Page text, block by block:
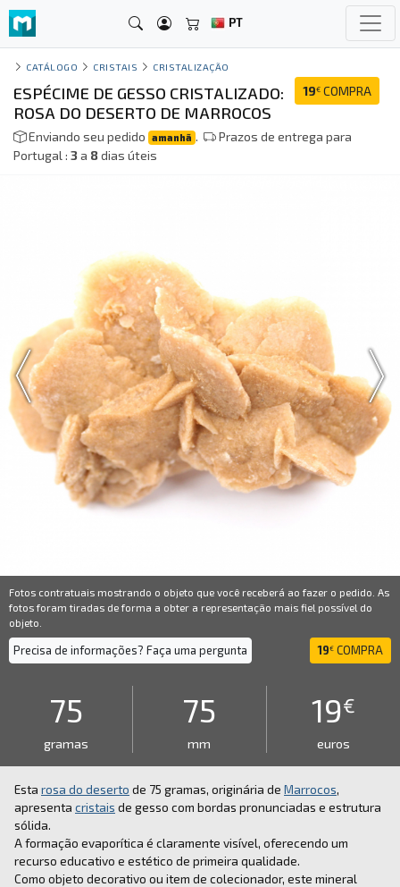
PT
CATÁLOGO CRISTAIS CRISTALIZAÇÃO
19€ COMPRA
ESPÉCIME DE GESSO CRISTALIZADO:
ROSA DO DESERTO DE MARROCOS
Enviando seu pedido amanhã .
Prazos de entrega para
Portugal : 3a 8dias úteis
Fotos contratuais mostrando o objeto que você receberá ao fazer o pedido. As
fotos foram tiradas de forma a obter a representação mais fiel possível do
objeto.
Precisa de informações? Faça uma pergunta 19€ COMPRA
75
gramas
75
mm
19€
euros
Esta rosa do deserto de 75 gramas, originária de Marrocos,
apresenta cristais de gesso com bordas pronunciadas e estrutura
sólida.
A formação evaporítica é claramente visível, oferecendo um
recurso educativo e estético de primeira qualidade.
Como objeto decorativo ou item de colecionador, este mineral